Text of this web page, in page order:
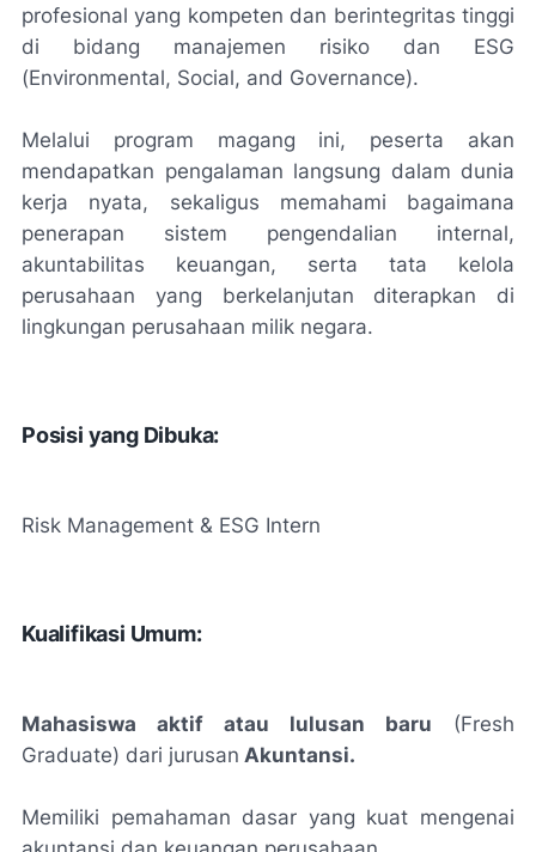
profesional yang kompeten dan berintegritas tinggi
di bidang manajemen risiko dan ESG
(Environmental, Social, and Governance).
Melalui program magang ini, peserta akan
mendapatkan pengalaman langsung dalam dunia
kerja nyata, sekaligus memahami bagaimana
penerapan sistem pengendalian internal,
akuntabilitas keuangan, serta tata kelola
perusahaan yang berkelanjutan diterapkan di
lingkungan perusahaan milik negara.
Posisi yang Dibuka:
Risk Management & ESG Intern
Kualifikasi Umum:
Mahasiswa aktif atau lulusan baru (Fresh
Graduate) dari jurusan Akuntansi.
Memiliki pemahaman dasar yang kuat mengenai